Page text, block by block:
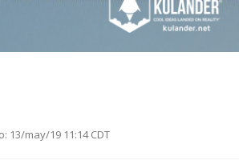
13/may/19 11:14 CDT